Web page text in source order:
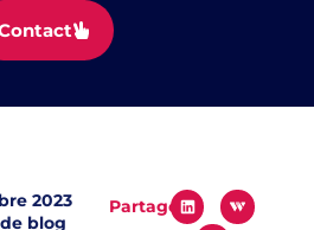
2023
blog
Partager